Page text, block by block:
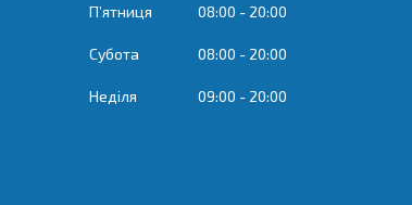
Пʼятниця 08:00 20:00
Субота 08:00 20:00
Неділя 09:00 20:00